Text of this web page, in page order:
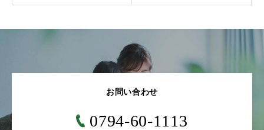
お問い合わせ
0794-60-1113